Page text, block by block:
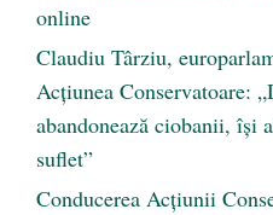
online
Claudiu Târziu,
Acțiunea Conservatoare:
abandonează ciobanii, își
suflet”
Conducerea Acțiunii